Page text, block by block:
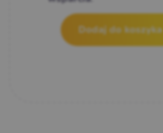
Dodaj do koszyka